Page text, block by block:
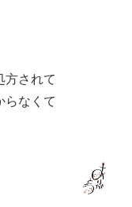
方されて
らなくて